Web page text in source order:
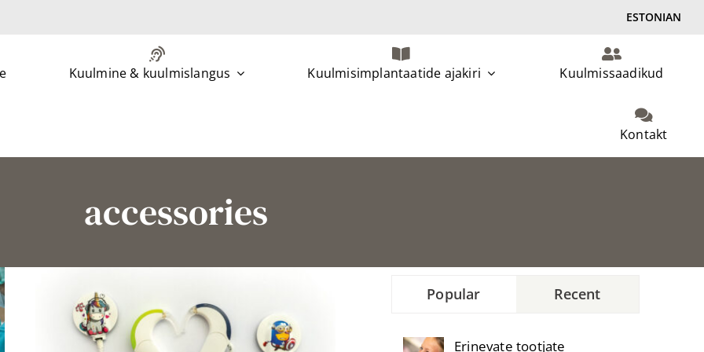
ESTONIAN
Kuulmine & kuulmislangus Kuulmisimplantaatide ajakiri Kuulmissaadikud
Kontakt
accessories
Popular Recent
Erinevate tootjate